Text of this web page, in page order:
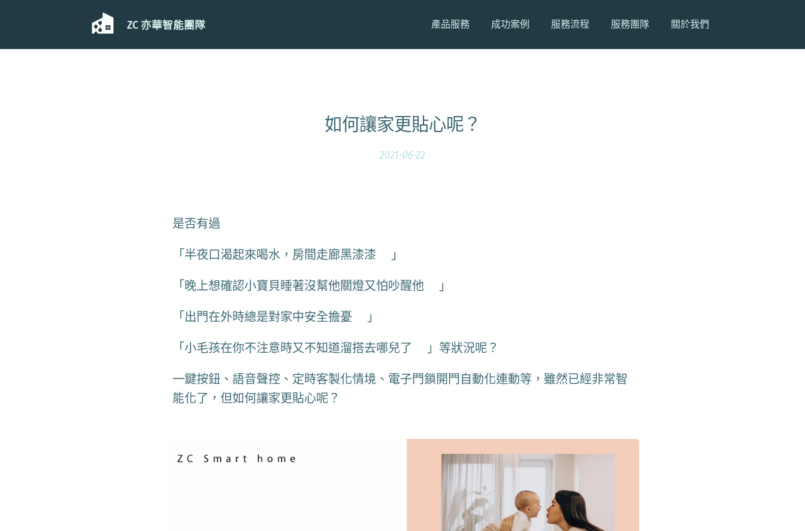
ZC 亦華智能團隊 產品服務 成功案例 服務流程 服務團隊 關於我們
如何讓家更貼心呢？
2021-06-22
是否有過
「半夜口渴起來喝水，房間走廊黑漆漆😖」
「晚上想確認小寶貝睡著沒幫他關燈又怕吵醒他😅」
「出門在外時總是對家中安全擔憂😞」
「小毛孩在你不注意時又不知道溜搭去哪兒了😱」等狀況呢？
一鍵按鈕、語音聲控、定時客製化情境、電子門鎖開門自動化連動等，雖然已經非常智
能化了，但如何讓家更貼心呢？